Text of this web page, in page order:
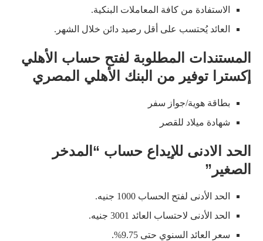
الاستفادة من كافة المعاملات البنكية.
العائد يُحتسب على أقل رصيد دائن خلال الشهر.
المستندات المطلوبة لفتح حساب الأهلي
إكسترا توفير من البنك الأهلي المصري
بطاقة هوية/جواز سفر
شهادة ميلاد للقصر
الحد الادنى للإيداع حساب “المدخر
الصغير”
الحد الأدنى لفتح الحساب 1000 جنيه.
الحد الأدنى لاحتساب العائد 3001 جنيه.
سعر العائد السنوي حتى 9.75%.